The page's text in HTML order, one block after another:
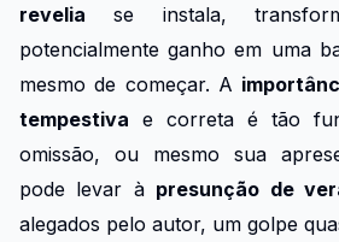
revelia se instala,
potencialmente ganho em uma
mesmo de começar. A
tempestiva e correta é tão
omissão, ou mesmo sua
pode levar à presunção de
alegados pelo autor, um golpe